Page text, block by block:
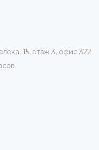
15, этаж 3, офис 322